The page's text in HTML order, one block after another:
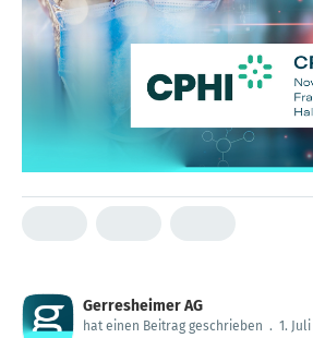
Gerresheimer AG
hat einen Beitrag geschrieben . 1.